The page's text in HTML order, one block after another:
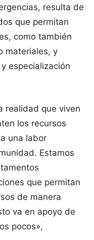
resulta de
que permitan
como también
materiales, y
especialización
realidad que viven
los recursos
una labor
Estamos
que permitan
de manera
va en apoyo de
pocos»,